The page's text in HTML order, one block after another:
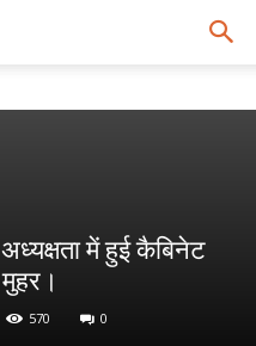
में हुई कैबिनेट
570 0